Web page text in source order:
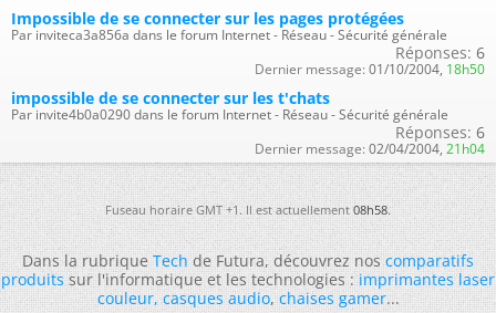
Impossible de se connecter sur les pages protégées
Par inviteca3a856a dans le forum Internet - Réseau - Sécurité générale
Réponses: 6
Dernier message: 01/10/2004, 18h50
impossible de se connecter sur les t'chats
Par invite4b0a0290 dans le forum Internet - Réseau - Sécurité générale
Réponses: 6
Dernier message: 02/04/2004, 21h04
Fuseau horaire GMT +1. Il est actuellement08h58.
Dans la rubriqueTechde Futura, découvrez noscomparatifs
produitssur l'informatique et les technologies :imprimantes laser
couleur,casques audio,chaises gamer...